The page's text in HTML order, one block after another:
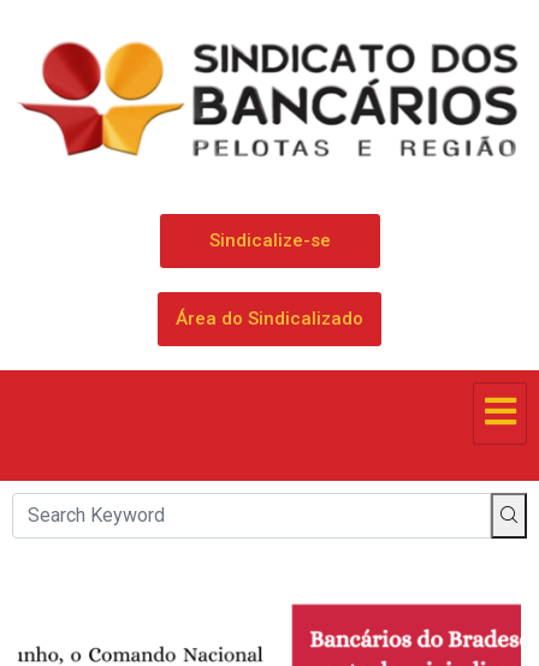
Sindicalize-se
Área do Sindicalizado